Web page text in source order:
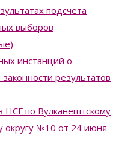
подсчета
выборов
инстанций о
результатов
по Вулканештскому
округу №10 от 24 июня